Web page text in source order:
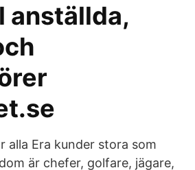
anställda,
alla Era kunder stora som
är chefer, golfare, jägare,